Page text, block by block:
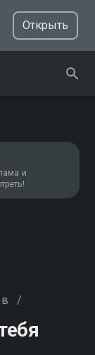
Открыть
и
/